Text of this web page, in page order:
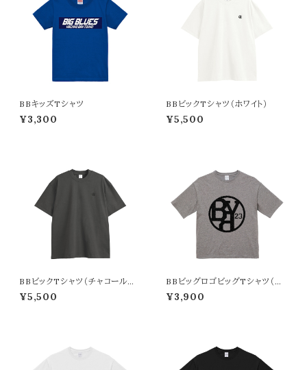
BBキッズTシャツ
¥3,300
BBビックTシャツ（ホワイト）
¥5,500
BBビックTシャツ（チャコールグ
レー）
¥5,500
BBビッグロゴビッグTシャツ（ミ
ックスグレー）
¥3,900